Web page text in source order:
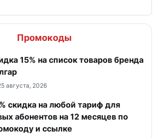
Промокоды
15% на список товаров бренда
августа, 2026
скидка на любой тариф для
абонентов на 12 месяцев по
и ссылке